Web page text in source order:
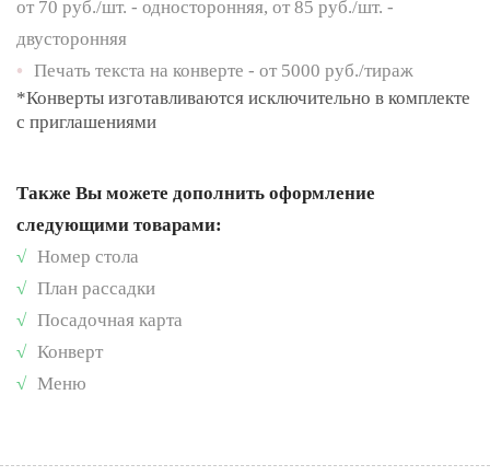
от 70 руб./шт. - односторонняя, от 85 руб./шт. -
двусторонняя
• Печать текста на конверте - от 5000 руб./тираж
*Конверты изготавливаются исключительно в комплекте
с приглашениями
Также Вы можете дополнить оформление
следующими товарами:
√ Номер стола
√ План рассадки
√ Посадочная карта
√ Конверт
√ Меню